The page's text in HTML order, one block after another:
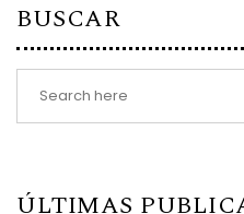
BUSCAR
ÚLTIMAS